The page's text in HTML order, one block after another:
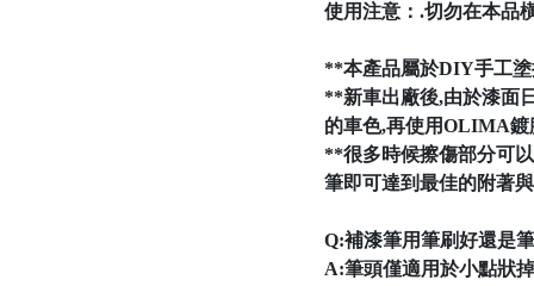
使用注意：.切勿在本品
**本產品屬於DIY手工塗
**新車出廠後,由於漆面
的車色,再使用OLIMA鍍
**很多時候擦傷部分可
筆即可達到最佳的附著
Q:補漆筆用筆刷好還是
A:筆頭僅適用於小點狀